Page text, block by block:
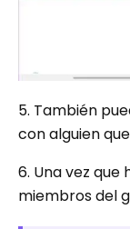
5. También
con alguien
6. Una vez que
miembros del